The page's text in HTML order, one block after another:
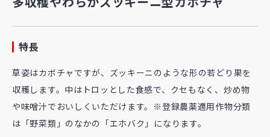
特長
草姿はカボチャですが、ズッキーニのような形の若どり果を
収穫します。中はトロッとした食感で、クセもなく、炒め物
や味噌汁でおいしくいただけます。※登録農薬適用作物分類
は「野菜類」のなかの「エホバク」になります。